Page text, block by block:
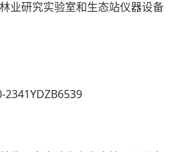
业研究实验室和生态站仪器设备
2341YDZB6539